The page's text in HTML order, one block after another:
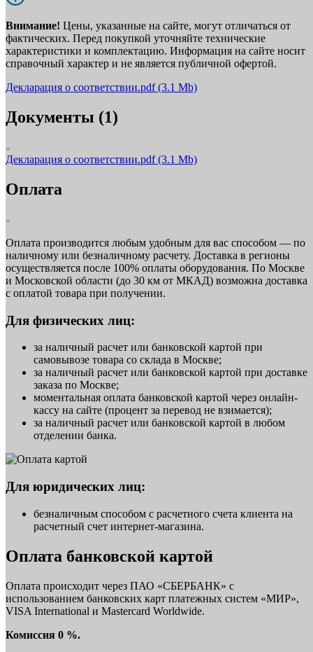
Внимание! Цены, указанные на сайте, могут отличаться от
фактических. Перед покупкой уточняйте технические
характеристики и комплектацию. Информация на сайте носит
справочный характер и не является публичной офертой.
Декларация о соответствии.pdf(3.1 Mb)
Документы (1)
Декларация о соответствии.pdf(3.1 Mb)
Оплата
Оплата производится любым удобным для вас способом — по
наличному или безналичному расчету. Доставка в регионы
осуществляется после 100% оплаты оборудования. По Москве
и Московской области (до 30 км от МКАД) возможна доставка
с оплатой товара при получении.
Для физических лиц:
за наличный расчет или банковской картой при
самовывозе товара со склада в Москве;
за наличный расчет или банковской картой при доставке
заказа по Москве;
моментальная оплата банковской картой через онлайн-
кассу на сайте (процент за перевод не взимается);
за наличный расчет или банковской картой в любом
отделении банка.
Для юридических лиц:
безналичным способом с расчетного счета клиента на
расчетный счет интернет-магазина.
Оплата банковской картой
Оплата происходит через ПАО «СБЕРБАНК» с
использованием банковских карт платежных систем «МИР»,
VISA International и Mastercard Worldwide.
Комиссия 0 %.